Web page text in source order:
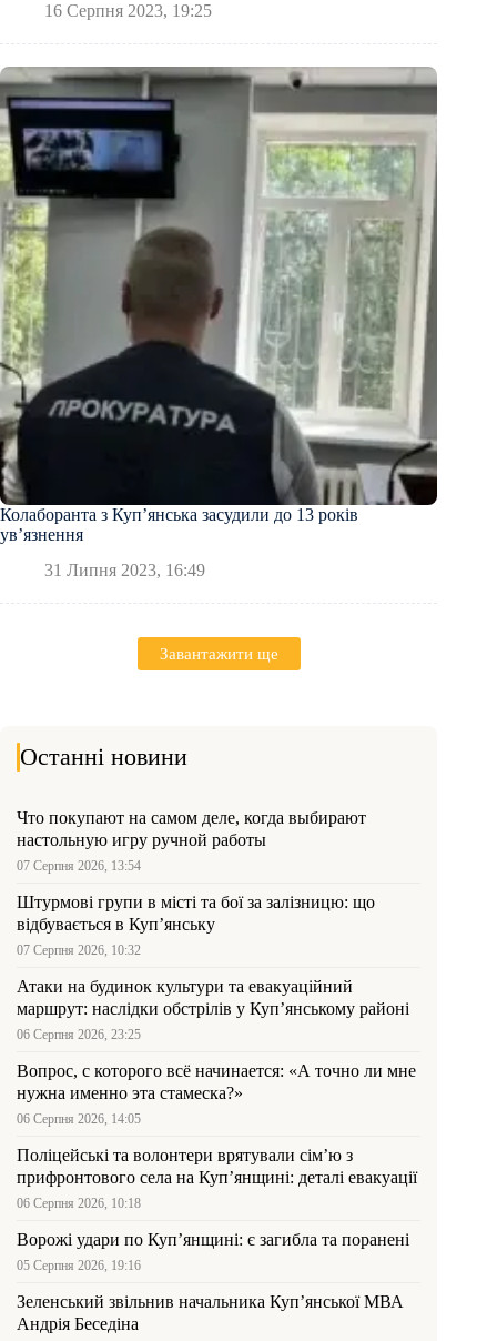
16 Серпня 2023, 19:25
Колаборанта з Купʼянська засудили до 13 років
увʼязнення
31 Липня 2023, 16:49
Завантажити ще
Останні новини
Что покупают на самом деле, когда выбирают
настольную игру ручной работы
07 Серпня 2026, 13:54
Штурмові групи в місті та бої за залізницю: що
відбувається в Куп’янську
07 Серпня 2026, 10:32
Атаки на будинок культури та евакуаційний
маршрут: наслідки обстрілів у Куп’янському районі
06 Серпня 2026, 23:25
Вопрос, с которого всё начинается: «А точно ли мне
нужна именно эта стамеска?»
06 Серпня 2026, 14:05
Поліцейські та волонтери врятували сім’ю з
прифронтового села на Куп’янщині: деталі евакуації
06 Серпня 2026, 10:18
Ворожі удари по Куп’янщині: є загибла та поранені
05 Серпня 2026, 19:16
Зеленський звільнив начальника Купʼянської МВА
Андрія Беседіна